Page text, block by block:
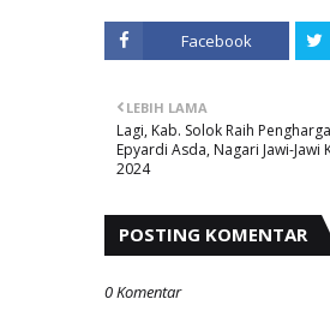
Facebook
LEBIH LAMA
Lagi, Kab. Solok Raih
Epyardi Asda, Nagari Jawi-
2024
POSTING KOMENTAR
0 Komentar